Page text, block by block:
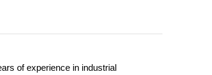
of experience in industrial